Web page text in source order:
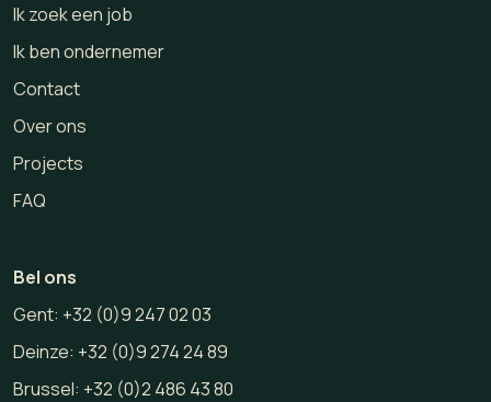
Ik zoek een job
Ik ben ondernemer
Contact
Over ons
Projects
FAQ
Bel ons
Gent: +32 (0)9 247 02 03
Deinze: +32 (0)9 274 24 89
Brussel: +32 (0)2 486 43 80